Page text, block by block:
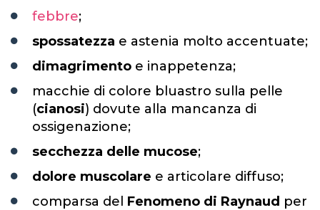
febbre;
spossatezza e astenia molto accentuate;
dimagrimento e inappetenza;
macchie di colore bluastro sulla pelle
(cianosi) dovute alla mancanza di
ossigenazione;
secchezza delle mucose;
dolore muscolare e articolare diffuso;
comparsa del Fenomeno di Raynaud per